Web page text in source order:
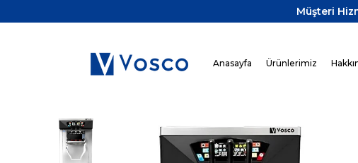
Müşteri
Anasayfa Ürünlerimiz